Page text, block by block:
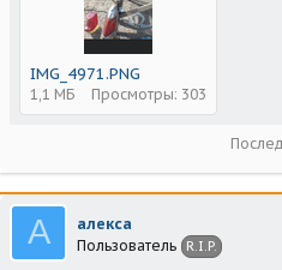
IMG_4971.PNG
1,1 МБ Просмотры: 303
А алекса
Пользователь R.I.P.